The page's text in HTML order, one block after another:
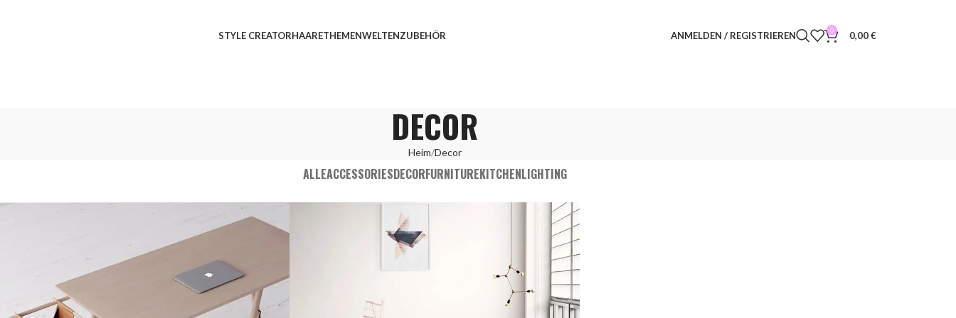
STYLE CREATORHAARETHEMENWELTENZUBEHÖR ANMELDEN / REGISTRIEREN 0 0,00€
DECOR
Heim Decor
ALLEACCESSORIESDECORFURNITUREKITCHENLIGHTING